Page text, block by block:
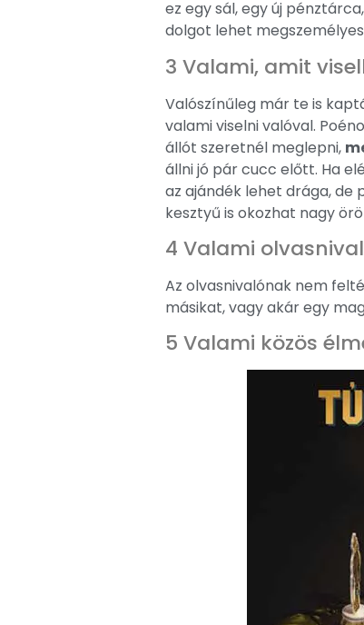
ez egy sál, egy új
dolgot lehet
3 Valami, amit
Valószínűleg már te is
valami viselni valóval.
állót szeretnél meglepni,
állni jó pár cucc előtt. Ha
az ajándék lehet drága, de
kesztyű is okozhat nagy
4 Valami
Az olvasnivalónak nem
másikat, vagy akár egy
5 Valami közös